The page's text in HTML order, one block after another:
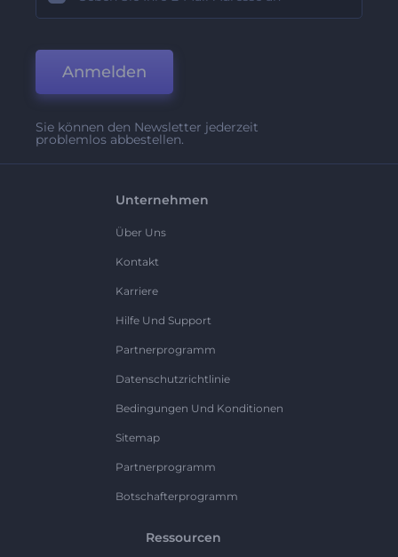
Anmelden
Sie können den Newsletter jederzeit
problemlos abbestellen.
Unternehmen
Über Uns
Kontakt
Karriere
Hilfe Und Support
Partnerprogramm
Datenschutzrichtlinie
Bedingungen Und Konditionen
Sitemap
Partnerprogramm
Botschafterprogramm
Ressourcen